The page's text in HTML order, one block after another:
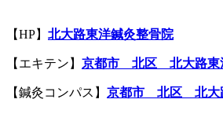
【HP】 北大路東洋鍼灸整骨院
【エキテン】 京都市 北区 北大路東
【鍼灸コンパス】 京都市 北区 北大